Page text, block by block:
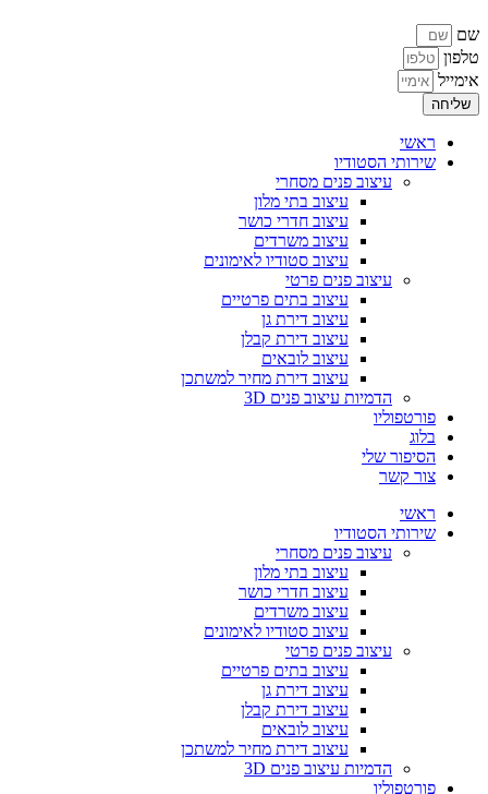
שם
טלפון
אימייל
שליחה
ראשי
שירותי הסטודיו
עיצוב פנים מסחרי
עיצוב בתי מלון
עיצוב חדרי כושר
עיצוב משרדים
עיצוב סטודיו לאימונים
עיצוב פנים פרטי
עיצוב בתים פרטיים
עיצוב דירת גן
עיצוב דירת קבלן
עיצוב לובאים
עיצוב דירת מחיר למשתכן
הדמיות עיצוב פנים 3D
פורטפוליו
בלוג
הסיפור שלי
צור קשר
ראשי
שירותי הסטודיו
עיצוב פנים מסחרי
עיצוב בתי מלון
עיצוב חדרי כושר
עיצוב משרדים
עיצוב סטודיו לאימונים
עיצוב פנים פרטי
עיצוב בתים פרטיים
עיצוב דירת גן
עיצוב דירת קבלן
עיצוב לובאים
עיצוב דירת מחיר למשתכן
הדמיות עיצוב פנים 3D
פורטפוליו